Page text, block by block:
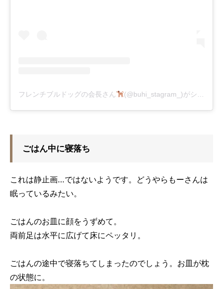
フレンチブルドッグの会長さん (@buhi_stagram_)がシェアした投稿
ごはん中に寝落ち
これは静止画…ではないようです。どうやらもーさんは
眠っているみたい。
ごはんのお皿に顔をうずめて。
両前足は水平に広げて床にペッタリ。
ごはんの途中で寝落ちてしまったのでしょう。お皿が枕
の状態に。